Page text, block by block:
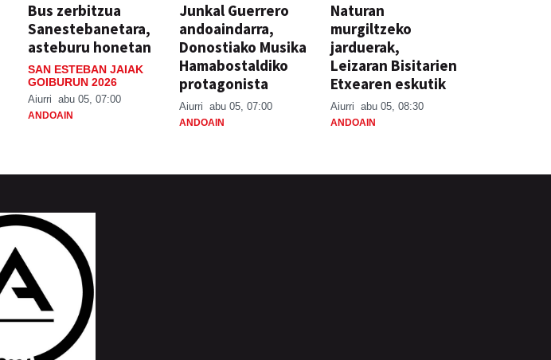
Bus zerbitzua
Sanestebanetara,
asteburu honetan
SAN ESTEBAN JAIAK
GOIBURUN 2026
Aiurri abu 05, 07:00
ANDOAIN
Junkal Guerrero
andoaindarra,
Donostiako Musika
Hamabostaldiko
protagonista
Aiurri abu 05, 07:00
ANDOAIN
Naturan
murgiltzeko
jarduerak,
Leizaran Bisitarien
Etxearen eskutik
Aiurri abu 05, 08:30
ANDOAIN